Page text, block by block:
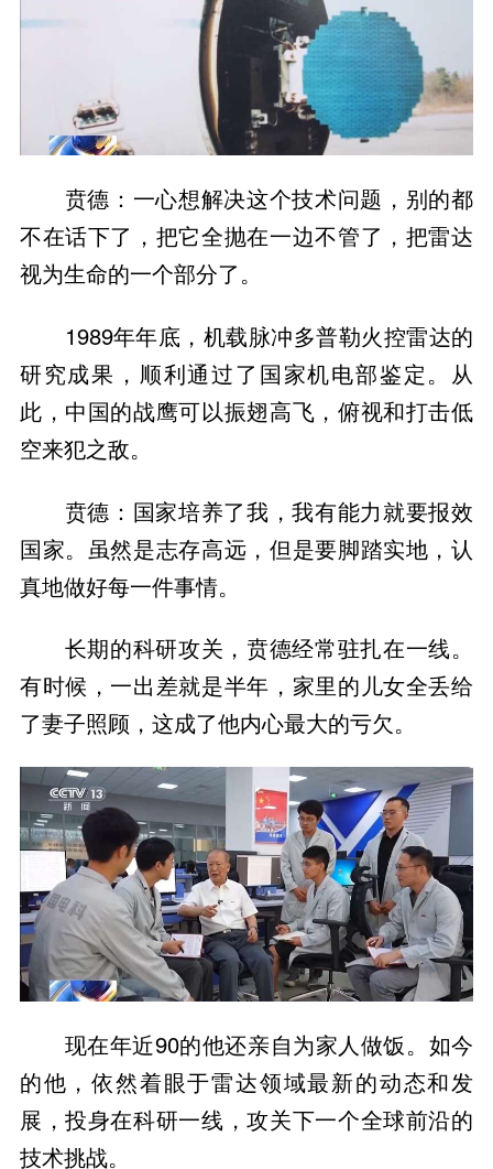
贲德：一心想解决这个技术问题，别的都
不在话下了，把它全抛在一边不管了，把雷达
视为生命的一个部分了。
1989年年底，机载脉冲多普勒火控雷达的
研究成果，顺利通过了国家机电部鉴定。从
此，中国的战鹰可以振翅高飞，俯视和打击低
空来犯之敌。
贲德：国家培养了我，我有能力就要报效
国家。虽然是志存高远，但是要脚踏实地，认
真地做好每一件事情。
长期的科研攻关，贲德经常驻扎在一线。
有时候，一出差就是半年，家里的儿女全丢给
了妻子照顾，这成了他内心最大的亏欠。
现在年近90的他还亲自为家人做饭。如今
的他，依然着眼于雷达领域最新的动态和发
展，投身在科研一线，攻关下一个全球前沿的
技术挑战。